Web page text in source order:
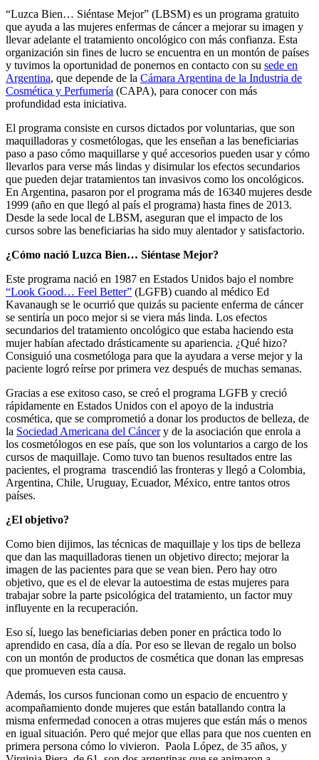
“Luzca Bien… Siéntase Mejor” (LBSM) es un programa gratuito
que ayuda a las mujeres enfermas de cáncer a mejorar su imagen y
llevar adelante el tratamiento oncológico con más confianza. Esta
organización sin fines de lucro se encuentra en un montón de países
y tuvimos la oportunidad de ponernos en contacto con su sede en
Argentina, que depende de la Cámara Argentina de la Industria de
Cosmética y Perfumería (CAPA), para conocer con más
profundidad esta iniciativa.
El programa consiste en cursos dictados por voluntarias, que son
maquilladoras y cosmetólogas, que les enseñan a las beneficiarias
paso a paso cómo maquillarse y qué accesorios pueden usar y cómo
llevarlos para verse más lindas y disimular los efectos secundarios
que pueden dejar tratamientos tan invasivos como los oncológicos.
En Argentina, pasaron por el programa más de 16340 mujeres desde
1999 (año en que llegó al país el programa) hasta fines de 2013.
Desde la sede local de LBSM, aseguran que el impacto de los
cursos sobre las beneficiarias ha sido muy alentador y satisfactorio.
¿Cómo nació Luzca Bien… Siéntase Mejor?
Este programa nació en 1987 en Estados Unidos bajo el nombre
“Look Good… Feel Better” (LGFB) cuando al médico Ed
Kavanaugh se le ocurrió que quizás su paciente enferma de cáncer
se sentiría un poco mejor si se viera más linda. Los efectos
secundarios del tratamiento oncológico que estaba haciendo esta
mujer habían afectado drásticamente su apariencia. ¿Qué hizo?
Consiguió una cosmetóloga para que la ayudara a verse mejor y la
paciente logró reírse por primera vez después de muchas semanas.
Gracias a ese exitoso caso, se creó el programa LGFB y creció
rápidamente en Estados Unidos con el apoyo de la industria
cosmética, que se comprometió a donar los productos de belleza, de
la Sociedad Americana del Cáncery de la asociación que enrola a
los cosmetólogos en ese país, que son los voluntarios a cargo de los
cursos de maquillaje. Como tuvo tan buenos resultados entre las
pacientes, el programa trascendió las fronteras y llegó a Colombia,
Argentina, Chile, Uruguay, Ecuador, México, entre tantos otros
países.
¿El objetivo?
Como bien dijimos, las técnicas de maquillaje y los tips de belleza
que dan las maquilladoras tienen un objetivo directo; mejorar la
imagen de las pacientes para que se vean bien. Pero hay otro
objetivo, que es el de elevar la autoestima de estas mujeres para
trabajar sobre la parte psicológica del tratamiento, un factor muy
influyente en la recuperación.
Eso sí, luego las beneficiarias deben poner en práctica todo lo
aprendido en casa, día a día. Por eso se llevan de regalo un bolso
con un montón de productos de cosmética que donan las empresas
que promueven esta causa.
Además, los cursos funcionan como un espacio de encuentro y
acompañamiento donde mujeres que están batallando contra la
misma enfermedad conocen a otras mujeres que están más o menos
en igual situación. Pero qué mejor que ellas para que nos cuenten en
primera persona cómo lo vivieron. Paola López, de 35 años, y